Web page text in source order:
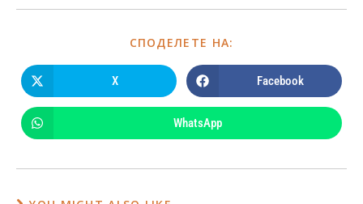
СПОДЕЛЕТЕ НА:
X Facebook
WhatsApp